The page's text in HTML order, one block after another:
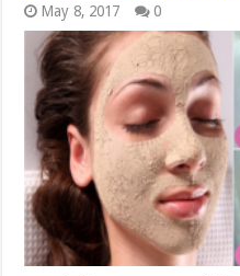
May 8, 2017 0